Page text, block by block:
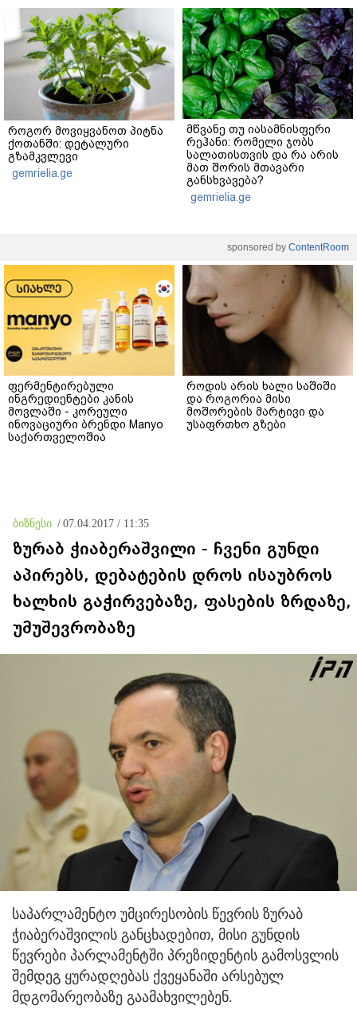
როგორ მოვიყვანოთ პიტნა
ქოთანში: დეტალური
გზამკვლევი
gemrielia.ge
მწვანე თუ იასამნისფერი
რეჰანი: რომელი ჯობს
სალათისთვის და რა არის
მათ შორის მთავარი
განსხვავება?
gemrielia.ge
sponsored by ContentRoom
ფერმენტირებული
ინგრედიენტები კანის
მოვლაში - კორეული
ინოვაციური ბრენდი Manyo
საქართველოშია
როდის არის ხალი საშიში
და როგორია მისი
მოშორების მარტივი და
უსაფრთხო გზები
ბიზნესი / 07.04.2017 / 11:35
ზურაბ ჭიაბერაშვილი - ჩვენი გუნდი
აპირებს, დებატების დროს ისაუბროს
ხალხის გაჭირვებაზე, ფასების ზრდაზე,
უმუშევრობაზე
საპარლამენტო უმცირესობის წევრის ზურაბ
ჭიაბერაშვილის განცხადებით, მისი გუნდის
წევრები პარლამენტში პრეზიდენტის გამოსვლის
შემდეგ ყურადღებას ქვეყანაში არსებულ
მდგომარეობაზე გაამახვილებენ.